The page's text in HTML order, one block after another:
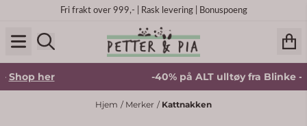
Hopp til innholdFri frakt over 999,- | Rask levering | Bonuspoeng
-40% på ALT ulltøy fra Blinke -Shop her
Hjem / Merker / Kattnakken